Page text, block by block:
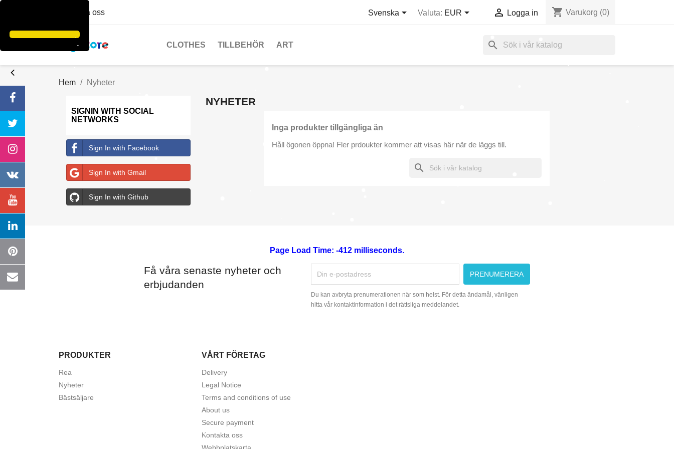
Kontakta oss Svenska Valuta: EUR  Logga in shopping_cart Varukorg (0)
CLOTHES TILLBEHÖR ART search
Hem Nyheter
SIGNIN WITH SOCIAL
NETWORKS
Sign In with Facebook
Sign In with Gmail
Sign In with Github
NYHETER
Inga produkter tillgängliga än
Håll ögonen öppna! Fler prdoukter kommer att visas här när de läggs till.
search
Page Load Time: -412 milliseconds.
Få våra senaste nyheter och
erbjudanden
Du kan avbryta prenumerationen när som helst. För detta ändamål, vänligen
hitta vår kontaktinformation i det rättsliga meddelandet.
PRODUKTER
Rea
Nyheter
Bästsäljare
VÅRT FÖRETAG
Delivery
Legal Notice
Terms and conditions of use
About us
Secure payment
Kontakta oss
Avbryt Skapa en önskelista